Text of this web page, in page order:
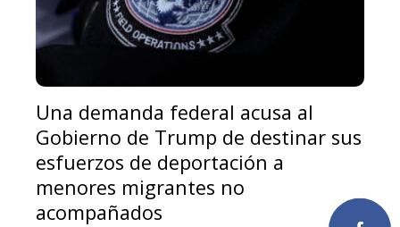
Una demanda federal acusa al
Gobierno de Trump de destinar sus
esfuerzos de deportación a
menores migrantes no
acompañados